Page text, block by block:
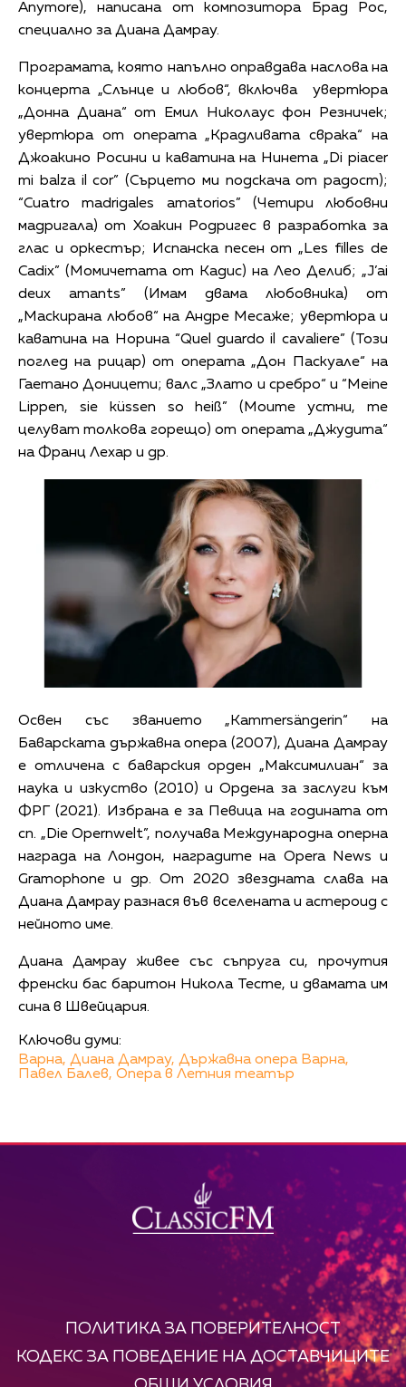
Anymore), написана от композитора Брад Рос,
специално за Диана Дамрау.
Програмата, която напълно оправдава наслова на
концерта „Слънце и любов“, включва увертюра
„Донна Диана“ от Емил Николаус фон Резничек;
увертюра от операта „Крадливата сврака“ на
Джоакино Росини и каватина на Нинета „Di piacer
mi balza il cor” (Сърцето ми подскача от радост);
“Cuatro madrigales amatorios” (Четири любовни
мадригала) от Хоакин Родригес в разработка за
глас и оркестър; Испанска песен от „Les filles de
Cadix” (Момичетата от Кадис) на Лео Делиб; „J’ai
deux amants” (Имам двама любовника) от
„Маскирана любов“ на Андре Месаже; увертюра и
каватина на Норина “Quel guardo il cavaliere” (Този
поглед на рицар) от операта „Дон Паскуале“ на
Гаетано Доницети; валс „Злато и сребро“ и “Meine
Lippen, sie küssen so heiß” (Моите устни, те
целуват толкова горещо) от операта „Джудита“
на Франц Лехар и др.
Освен със званието „Kammersängerin“ на
Баварската държавна опера (2007), Диана Дамрау
е отличена с баварския орден „Максимилиан“ за
наука и изкуство (2010) и Ордена за заслуги към
ФРГ (2021). Избрана е за Певица на годината oт
сп. „Die Opernwelt”, получава Международна оперна
награда на Лондон, наградите на Opera News и
Gramophone и др. От 2020 звездната слава на
Диана Дамрау разнася във вселената и астероид с
нейното име.
Диана Дамрау живее със съпруга си, прочутия
френски бас баритон Никола Тесте, и двамата им
сина в Швейцария.
Ключови думи:
Варна, Диана Дамрау, Държавна опера Варна,
Павел Балев, Опера в Летния театър
ПОЛИТИКА ЗА ПОВЕРИТЕЛНОСТ
КОДЕКС ЗА ПОВЕДЕНИЕ НА ДОСТАВЧИЦИТЕ